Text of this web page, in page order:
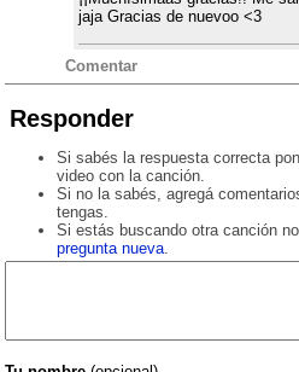
jaja Gracias de nuevoo <3
Comentar
Responder
Si sabés la respuesta correcta
video con la canción.
Si no la sabés, agregá
tengas.
Si estás buscando otra canción
pregunta nueva.